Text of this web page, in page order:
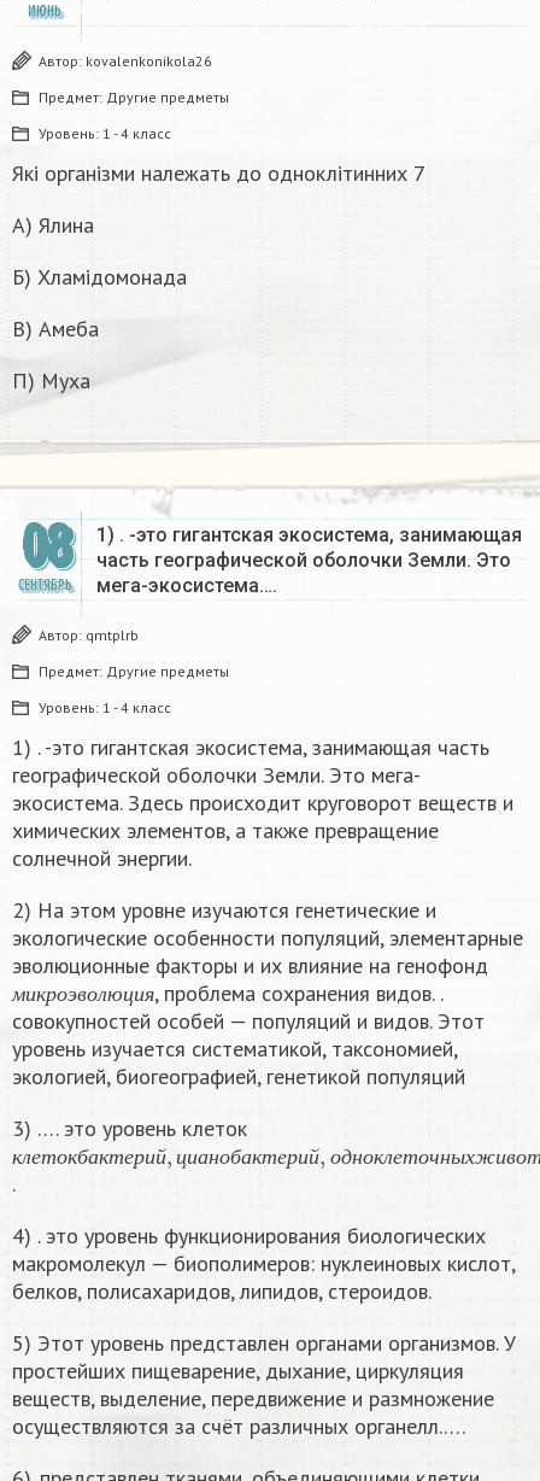
ИЮНЬ
Автор: kovalenkonikola26
Предмет: Другие предметы
Уровень: 1 - 4 класс
Які організми належать до одноклітинних 7
А) Ялина
Б) Хламідомонада
В) Амеба
П) Муха
08
СЕНТЯБРЬ
1) . -это гигантская экосистема, занимающая
часть географической оболочки Земли. Это
мега-экосистема….
Автор: qmtplrb
Предмет: Другие предметы
Уровень: 1 - 4 класс
1) . -это гигантская экосистема, занимающая часть
географической оболочки Земли. Это мега-
экосистема. Здесь происходит круговорот веществ и
химических элементов, а также превращение
солнечной энергии.
2) На этом уровне изучаются генетические и
экологические особенности популяций, элементарные
эволюционные факторы и их влияние на генофонд
м и кр о э в ол ю ц ия
микроэволюци я
, проблема сохранения видов. .
совокупностей особей — популяций и видов. Этот
уровень изучается систематикой, таксономией,
экологией, биогеографией, генетикой популяций
3) …. это уровень клеток
кл е т о к б а кт е р и й ц иан о бактер и й о д н о кл е т о ч н ыхж и в о
кл етокба ктерий,цианоба й д
.
4) . это уровень функционирования биологических
макромолекул — биополимеров: нуклеиновых кислот,
белков, полисахаридов, липидов, стероидов.
5) Этот уровень представлен органами организмов. У
простейших пищеварение, дыхание, циркуляция
веществ, выделение, передвижение и размножение
осуществляются за счёт различных органелл.….